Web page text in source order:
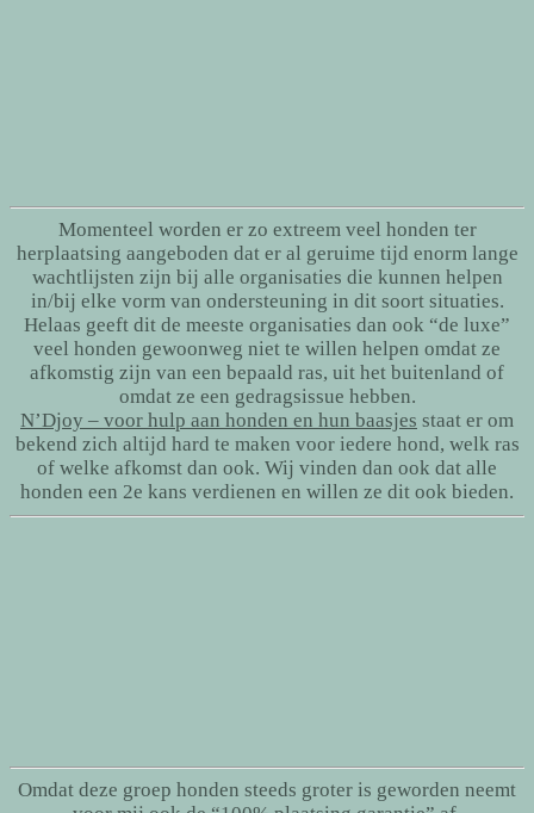
Momenteel worden er zo extreem veel honden ter
herplaatsing aangeboden dat er al geruime tijd enorm lange
wachtlijsten zijn bij alle organisaties die kunnen helpen
in/bij elke vorm van ondersteuning in dit soort situaties.
Helaas geeft dit de meeste organisaties dan ook “de luxe”
veel honden gewoonweg niet te willen helpen omdat ze
afkomstig zijn van een bepaald ras, uit het buitenland of
omdat ze een gedragsissue hebben.
N’Djoy – voor hulp aan honden en hun baasjes staat er om
bekend zich altijd hard te maken voor iedere hond, welk ras
of welke afkomst dan ook. Wij vinden dan ook dat alle
honden een 2e kans verdienen en willen ze dit ook bieden.
Omdat deze groep honden steeds groter is geworden neemt